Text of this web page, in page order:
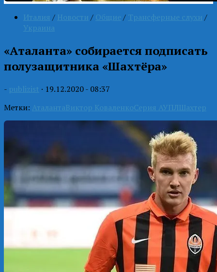
Италия / Новости / Общие / Трансферные слухи /
Украина
«Аталанта» собирается подписать
полузащитника «Шахтёра»
- publizist · 19.12.2020 - 08:37
Метки: АталантаВиктор КоваленкоСерия АУПЛШахтер